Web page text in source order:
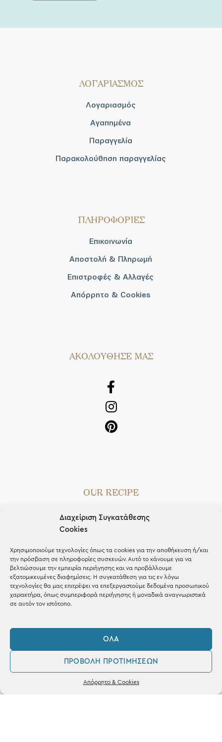
Διαχείριση Συγκατάθεσης
Cookies
Χρησιμοποιούμε τεχνολογίες όπως τα cookies για την αποθήκευση ή/και
την πρόσβαση σε πληροφορίες συσκευών. Αυτό το κάνουμε για να
βελτιώσουμε την εμπειρία περιήγησης και να προβάλλουμε
εξατομικευμένες διαφημίσεις. Η συγκατάθεση για τις εν λόγω
τεχνολογίες θα μας επιτρέψει να επεξεργαστούμε δεδομένα προσωπικού
χαρακτήρα, όπως συμπεριφορά περιήγησης ή μοναδικά αναγνωριστικά
σε αυτόν τον ιστότοπο.
ΌΛΑ
ΠΡΟΒΟΛΉ ΠΡΟΤΙΜΉΣΕΩΝ
Απόρρητο & Cookies
ΛΟΓΑΡΙΑΣΜΟΣ
Λογαριασμός
Αγαπημένα
Παραγγελία
Παρακολούθηση παραγγελίας
ΠΛΗΡΟΦΟΡΙΕΣ
Επικοινωνία
Αποστολή & Πληρωμή
Επιστροφές & Αλλαγές
Απόρρητο & Cookies
AΚΟΛΟΥΘΗΣΕ ΜΑΣ
OUR RECIPE
Gifts
Blog
Shop the look
ΚΑΤΑΣΤΗΜΑ
Σταθά 17, 38221 Βόλος
Δευ / Τετ / Σαβ: 09:00 - 15:00
0